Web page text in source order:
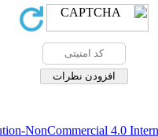
NonCommercial 4.0